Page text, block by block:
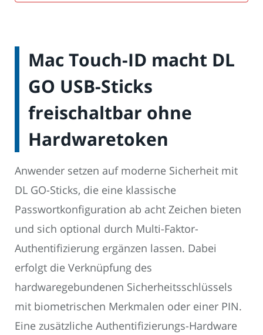
Mac Touch-ID macht DL
GO USB-Sticks
freischaltbar ohne
Hardwaretoken
Anwender setzen auf moderne Sicherheit mit
DL GO-Sticks, die eine klassische
Passwortkonfiguration ab acht Zeichen bieten
und sich optional durch Multi-Faktor-
Authentifizierung ergänzen lassen. Dabei
erfolgt die Verknüpfung des
hardwaregebundenen Sicherheitsschlüssels
mit biometrischen Merkmalen oder einer PIN.
Eine zusätzliche Authentifizierungs-Hardware